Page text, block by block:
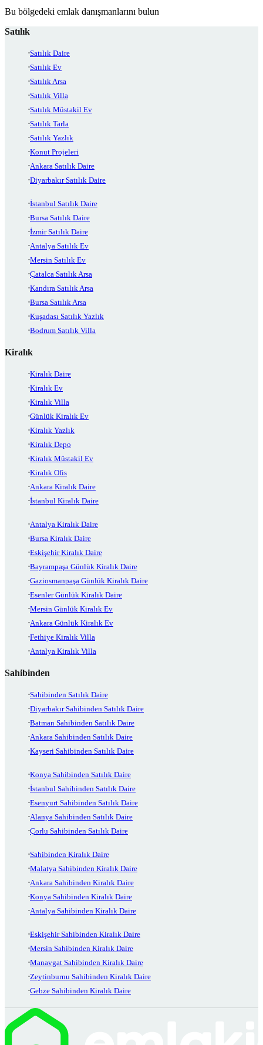
Bu bölgedeki emlak danışmanlarını bulun
Satılık
Satılık Daire
Satılık Ev
Satılık Arsa
Satılık Villa
Satılık Müstakil Ev
Satılık Tarla
Satılık Yazlık
Konut Projeleri
Ankara Satılık Daire
Diyarbakır Satılık Daire
İstanbul Satılık Daire
Bursa Satılık Daire
İzmir Satılık Daire
Antalya Satılık Ev
Mersin Satılık Ev
Çatalca Satılık Arsa
Kandıra Satılık Arsa
Bursa Satılık Arsa
Kuşadası Satılık Yazlık
Bodrum Satılık Villa
Kiralık
Kiralık Daire
Kiralık Ev
Kiralık Villa
Günlük Kiralık Ev
Kiralık Yazlık
Kiralık Depo
Kiralık Müstakil Ev
Kiralık Ofis
Ankara Kiralık Daire
İstanbul Kiralık Daire
Antalya Kiralık Daire
Bursa Kiralık Daire
Eskişehir Kiralık Daire
Bayrampaşa Günlük Kiralık Daire
Gaziosmanpaşa Günlük Kiralık Daire
Esenler Günlük Kiralık Daire
Mersin Günlük Kiralık Ev
Ankara Günlük Kiralık Ev
Fethiye Kiralık Villa
Antalya Kiralık Villa
Sahibinden
Sahibinden Satılık Daire
Diyarbakır Sahibinden Satılık Daire
Batman Sahibinden Satılık Daire
Ankara Sahibinden Satılık Daire
Kayseri Sahibinden Satılık Daire
Konya Sahibinden Satılık Daire
İstanbul Sahibinden Satılık Daire
Esenyurt Sahibinden Satılık Daire
Alanya Sahibinden Satılık Daire
Çorlu Sahibinden Satılık Daire
Sahibinden Kiralık Daire
Malatya Sahibinden Kiralık Daire
Ankara Sahibinden Kiralık Daire
Konya Sahibinden Kiralık Daire
Antalya Sahibinden Kiralık Daire
Eskişehir Sahibinden Kiralık Daire
Mersin Sahibinden Kiralık Daire
Manavgat Sahibinden Kiralık Daire
Zeytinburnu Sahibinden Kiralık Daire
Gebze Sahibinden Kiralık Daire